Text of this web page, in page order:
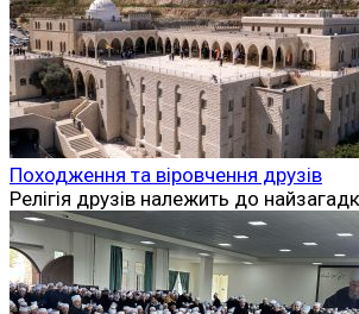
Походження та віровчення друзів
Релігія друзів належить до